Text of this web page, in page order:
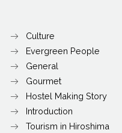
Culture
Evergreen People
General
Gourmet
Hostel Making Story
Introduction
Tourism in Hiroshima